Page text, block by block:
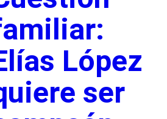
López
ser